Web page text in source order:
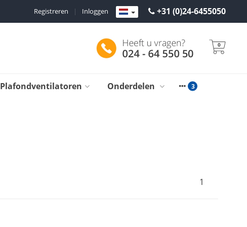
+31 (0)24-6455050
Inloggen
|
Registreren
0
Plafondventilatoren Onderdelen
1